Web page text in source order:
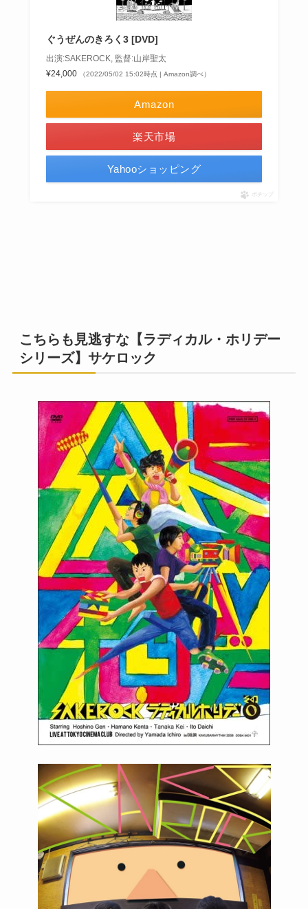
ぐうぜんのきろく3 [DVD]
出演:SAKEROCK, 監督:山岸聖太
¥24,000
（2022/05/02 15:02時点 | Amazon調べ）
Amazon
楽天市場
Yahooショッピング
ポチップ
こちらも見逃すな【ラディカル・ホリデー
シリーズ】サケロック